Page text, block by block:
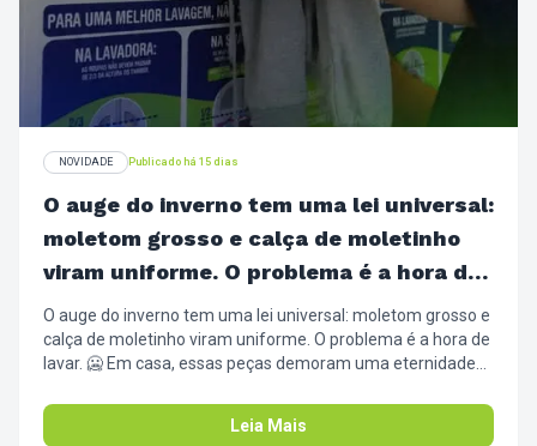
NOVIDADE Publicado há 15 dias
O auge do inverno tem uma lei universal:
moletom grosso e calça de moletinho
viram uniforme. O problema é a hora de
lavar. 🥶
O auge do inverno tem uma lei universal: moletom grosso e
calça de moletinho viram uniforme. O problema é a hora de
lavar. 🥶 Em casa, essas peças demoram uma eternidade
ficam com aquele cheiro de umidade no capuz. Nossa
secadora industrial tem ar quente circulando no tambor
Leia Mais